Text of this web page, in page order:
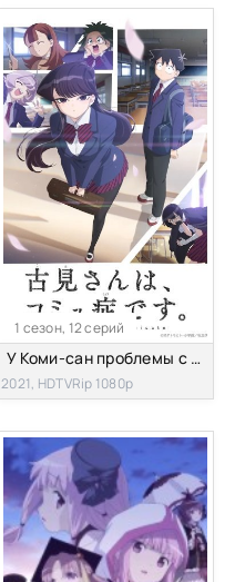
1 сезон, 12 серий
У Коми-сан проблемы с общением
2021, HDTVRip 1080p